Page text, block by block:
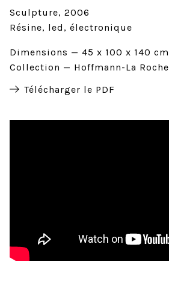
Sculpture 2006
Résine, led, électronique
Dimensions
45 x 100 x 140 cm
Collection
Hoffmann-La Roche
Télécharger le PDF